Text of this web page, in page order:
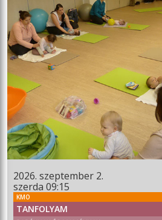
2026. szeptember 2.
szerda 09:15
KMO
TANFOLYAM